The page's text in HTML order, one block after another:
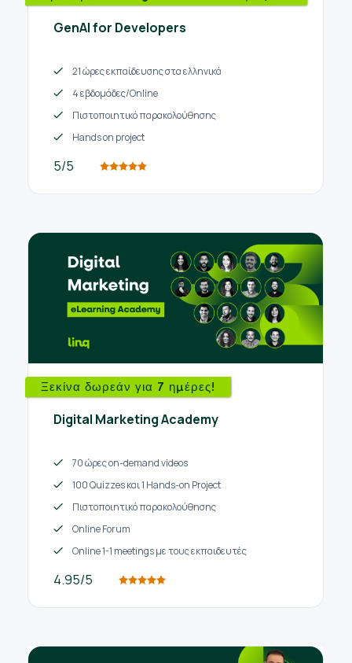
GenAI for Developers
21 ώρες εκπαίδευσης στα ελληνικά
4 εβδομάδες/Online
Πιστοποιητικό παρακολούθησης
Hands on project
5/5
Ξεκίνα δωρεάν για 7 ημέρες!
Digital Marketing Academy
70 ώρες on-demand videos
100 Quizzes και 1 Hands-on Project
Πιστοποιητικό παρακολούθησης
Online Forum
Online 1-1 meetings με τους εκπαιδευτές
4.95/5